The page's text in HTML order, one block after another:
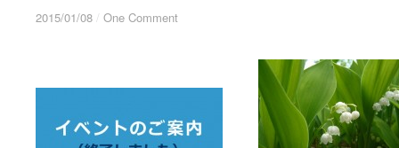
2015/01/08 / One Comment
2015/01/08 / One Comment